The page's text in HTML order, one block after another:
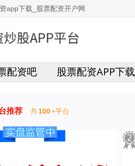
app下载_股票配资开户网
配资吧 股票配资APP下载
推荐 共100+平台